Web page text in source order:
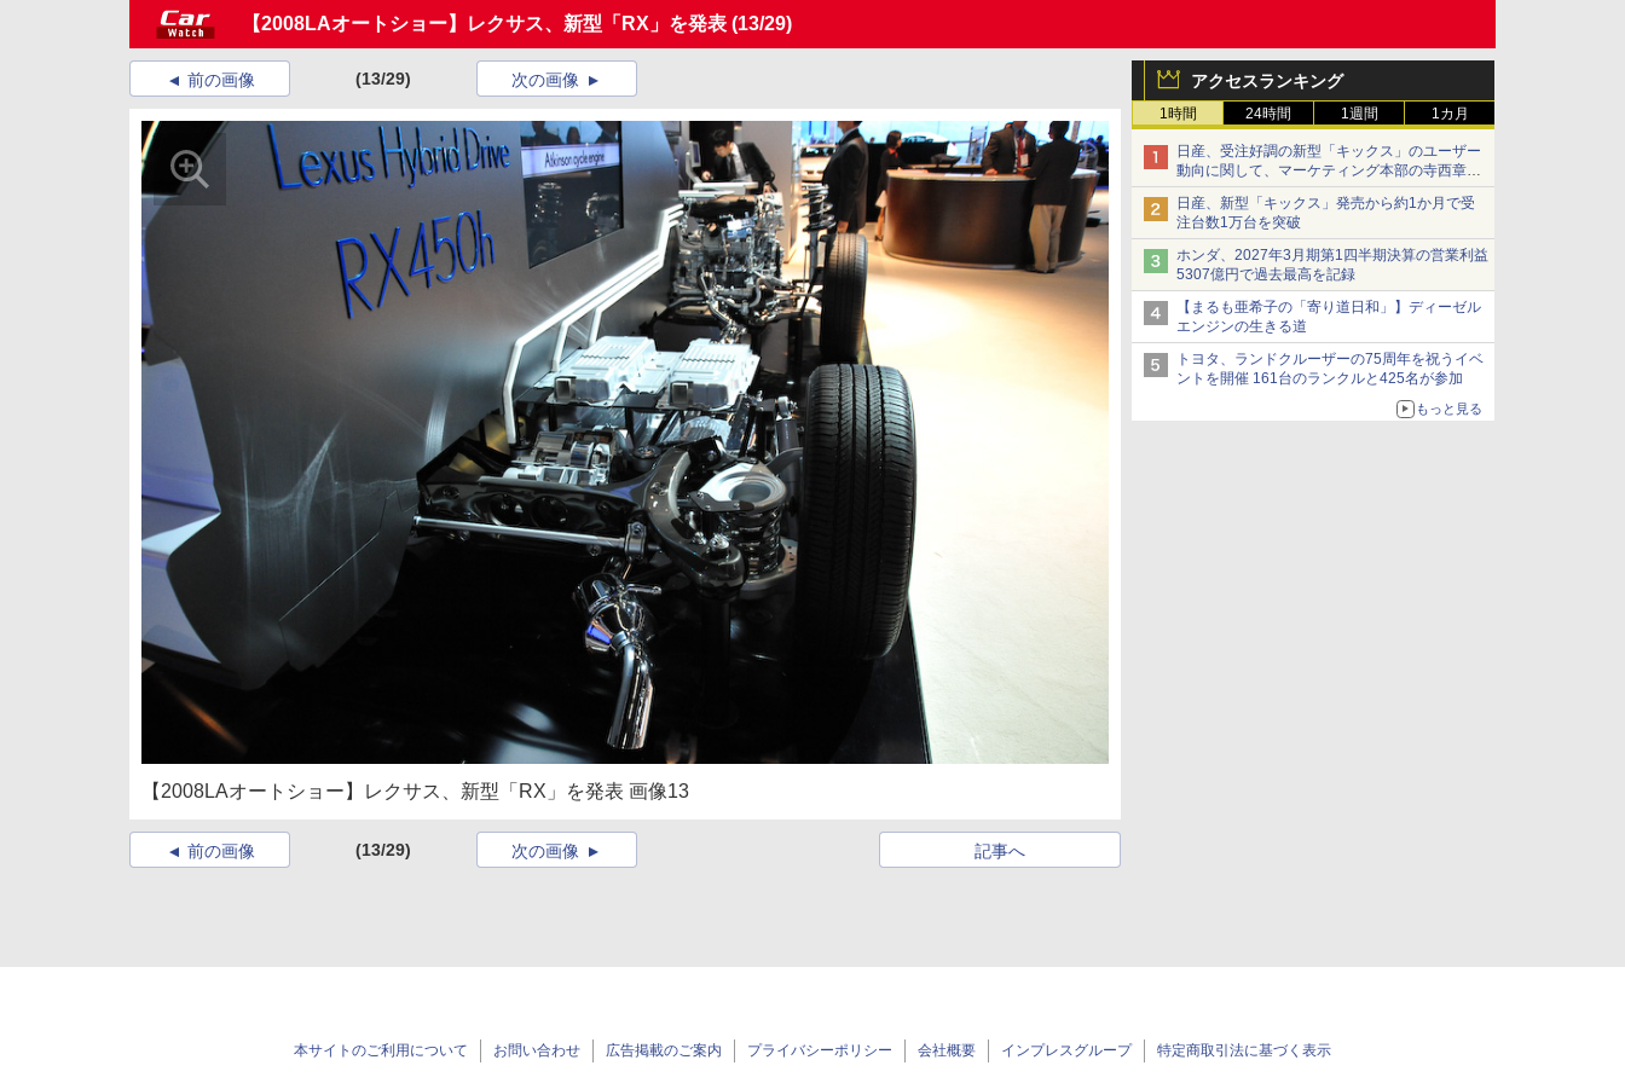
【2008LAオートショー】レクサス、新型「RX」を発表 (13/29)
アクセスランキング
1時間 24時間 1週間 1カ月
日産、受注好調の新型「キックス」のユーザー
動向に関して、マーケティング本部の寺西章氏
が解説
日産、新型「キックス」発売から約1か月で受
注台数1万台を突破
ホンダ、2027年3月期第1四半期決算の営業利益
5307億円で過去最高を記録
【まるも亜希子の「寄り道日和」】ディーゼル
エンジンの生きる道
トヨタ、ランドクルーザーの75周年を祝うイベ
ントを開催 161台のランクルと425名が参加
もっと見る
前の画像 (13/29) 次の画像
【2008LAオートショー】レクサス、新型「RX」を発表 画像13
前の画像 (13/29) 記事へ
次の画像
本サイトのご利用について お問い合わせ 広告掲載のご案内 プライバシーポリシー 会社概要 インプレスグループ 特定商取引法に基づく表示